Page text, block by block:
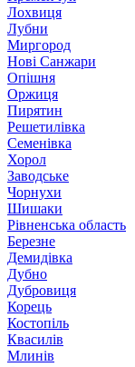
Лохвиця
Лубни
Миргород
Нові Санжари
Опішня
Оржиця
Пирятин
Решетилівка
Семенівка
Хорол
Заводське
Чорнухи
Шишаки
Рівненська область
Березне
Демидівка
Дубно
Дубровиця
Корець
Костопіль
Квасилів
Млинів